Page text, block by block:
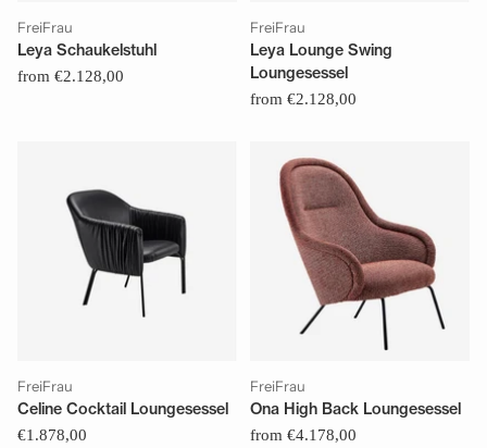
FreiFrau
Leya Schaukelstuhl
from €2.128,00
FreiFrau
Leya Lounge Swing
Loungesessel
from €2.128,00
FreiFrau
Celine Cocktail Loungesessel
€1.878,00
FreiFrau
Ona High Back Loungesessel
from €4.178,00